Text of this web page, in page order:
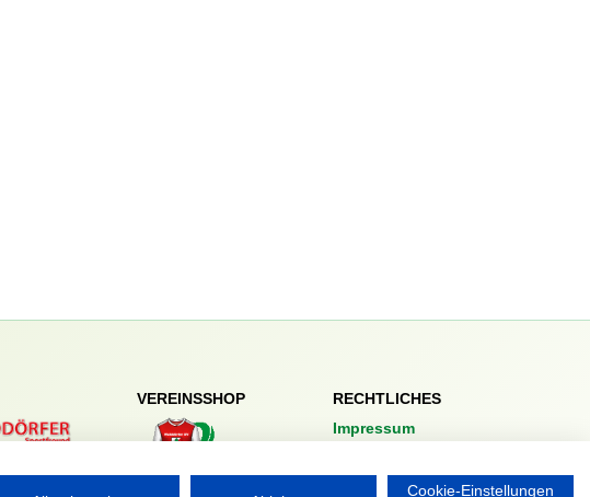
VEREINSSHOP
RECHTLICHES
Impressum
Cookie-Einstellungen